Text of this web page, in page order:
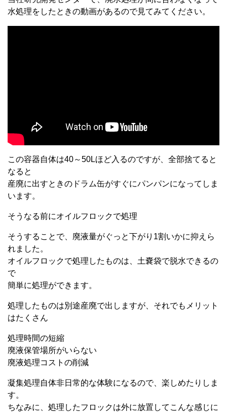
水処理をしたときの動画があるので見てみてください。
この容器自体は40～50Lほど入るのですが、全部捨てると
なると
産廃に出すときのドラム缶がすぐにパンパンになってしま
います。
そうなる前にオイルフロックで処理
そうすることで、廃液量がぐっと下がり1割いかに抑えら
れました。
オイルフロックで処理したものは、土嚢袋で脱水できるの
で
簡単に処理ができます。
処理したものは別途産廃で出しますが、それでもメリット
はたくさん
処理時間の短縮
廃液保管場所がいらない
廃液処理コストの削減
凝集処理自体非日常的な体験になるので、楽しめたりしま
す。
ちなみに、処理したフロックは外に放置してこんな感じに